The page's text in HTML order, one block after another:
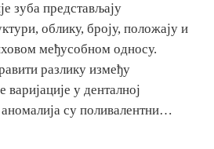
зуба представљају
облику, броју, положају и
међусобном односу.
разлику између
у денталној
су поливалентни…